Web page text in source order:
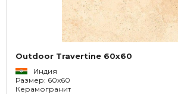
Outdoor Travertine 60x60
Индия
Размер: 60x60
Керамогранит